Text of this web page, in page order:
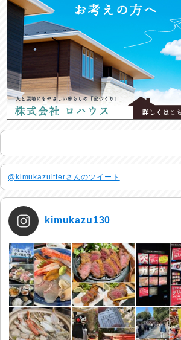
@kimukazuitterさんのツイート
kimukazu130